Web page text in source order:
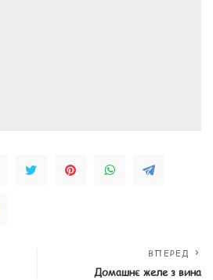
ВПЕРЕД
Домашнє желе з вина